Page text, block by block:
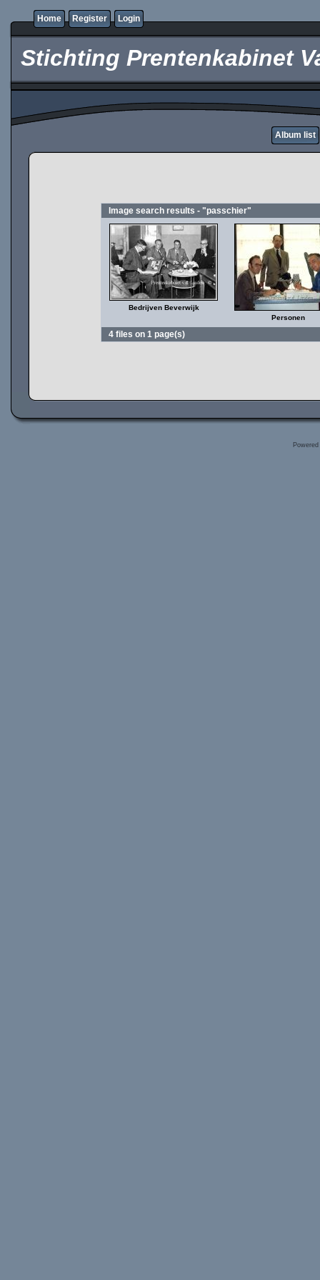
Home Register Login
Stichting Prentenkabinet
Album list
Image search results - "passchier"
Bedrijven Beverwijk
Personen
4 files on 1 page(s)